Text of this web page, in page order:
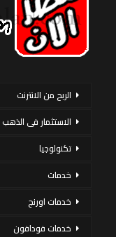
الربح من الانترنت
الاستثمار فى الذهب
تكنولوجيا
خدمات
خدمات اورنج
خدمات فودافون